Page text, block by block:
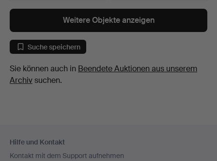
Weitere Objekte anzeigen
Suche speichern
Sie können auch in Beendete Auktionen aus unserem
Archivsuchen.
Navigation
Hilfe und Kontakt
Kontakt mit dem Support aufnehmen